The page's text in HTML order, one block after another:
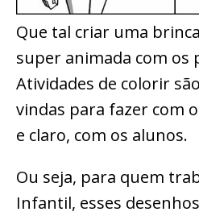
Que tal criar uma
super animada com os
Atividades de colorir
vindas para fazer com
e claro, com os alunos.
Ou seja, para quem
Infantil, esses